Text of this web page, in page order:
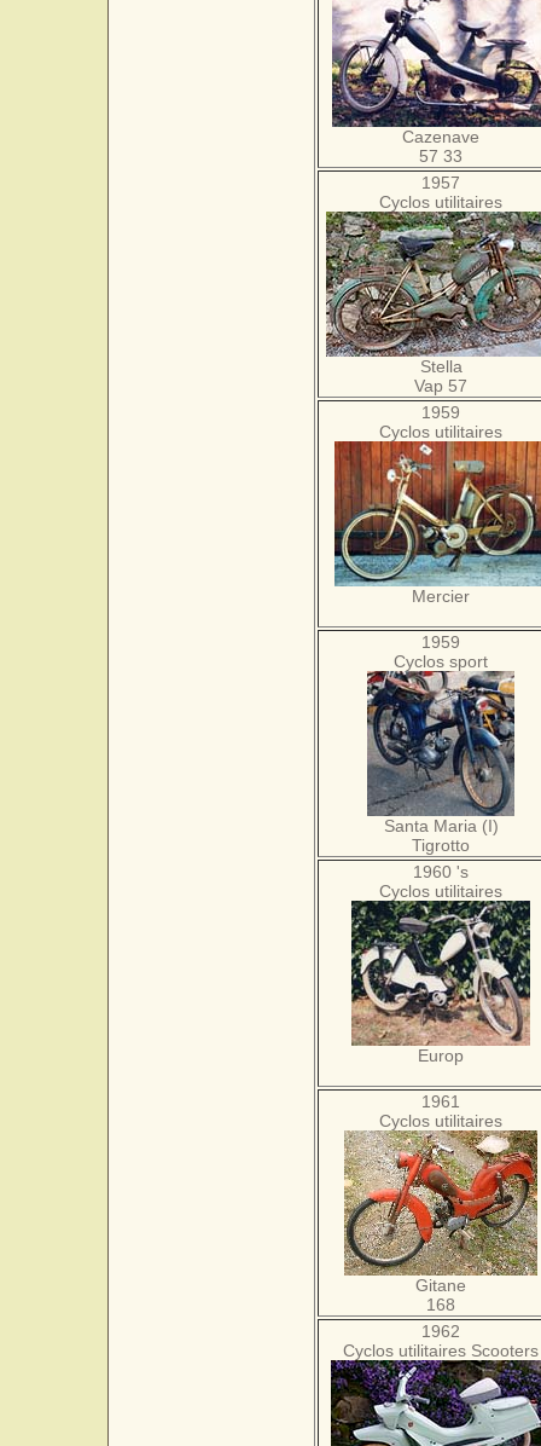
Cazenave
57 33
1957
Cyclos utilitaires
Stella
Vap 57
1959
Cyclos utilitaires
Mercier
1959
Cyclos sport
Santa Maria (I)
Tigrotto
1960 's
Cyclos utilitaires
Europ
1961
Cyclos utilitaires
Gitane
168
1962
Cyclos utilitaires Scooters